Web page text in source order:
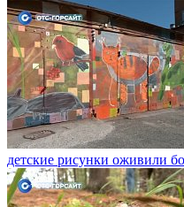
детские рисунки оживили